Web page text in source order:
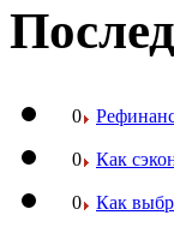
0
0 Как
0 Как